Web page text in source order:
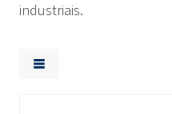
industriais.